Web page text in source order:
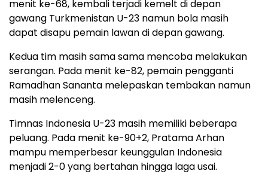
menit ke-68, kembali terjadi kemelt di depan
gawang Turkmenistan U-23 namun bola masih
dapat disapu pemain lawan di depan gawang.
Kedua tim masih sama sama mencoba melakukan
serangan. Pada menit ke-82, pemain pengganti
Ramadhan Sananta melepaskan tembakan namun
masih melenceng.
Timnas Indonesia U-23 masih memiliki beberapa
peluang. Pada menit ke-90+2, Pratama Arhan
mampu memperbesar keunggulan Indonesia
menjadi 2-0 yang bertahan hingga laga usai.